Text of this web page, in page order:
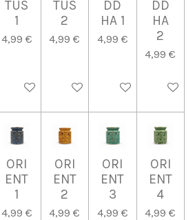
panier
TUS
1
4,99 €
Ajouter au panier
TUS
2
4,99 €
Ajouter au panier
DD
HA 1
4,99 €
Ajouter au panier
DD
HA
2
4,99 €
Ajouter
ORI
ENT
1
4,99 €
ORI
ENT
2
4,99 €
ORI
ENT
3
4,99 €
ORI
ENT
4
4,99 €